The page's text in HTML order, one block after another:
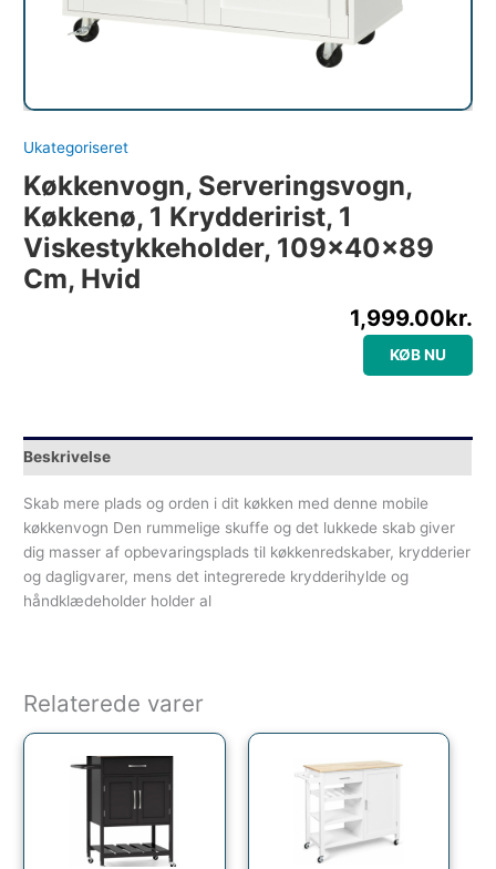
Ukategoriseret
Køkkenvogn, Serveringsvogn,
Køkkenø, 1 Krydderirist, 1
Viskestykkeholder, 109x40x89
Cm, Hvid
1,999.00kr.
KØB NU
Beskrivelse
Skab mere plads og orden i dit køkken med denne mobile
køkkenvogn Den rummelige skuffe og det lukkede skab giver
dig masser af opbevaringsplads til køkkenredskaber, krydderier
og dagligvarer, mens det integrerede krydderihylde og
håndklædeholder holder al
Relaterede varer